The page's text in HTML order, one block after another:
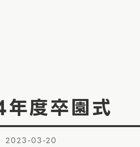
度卒園式
2023-03-20